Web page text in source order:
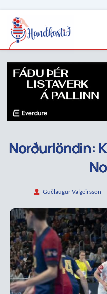
Norðurlöndin:
Guðlaugur Valgeirsson